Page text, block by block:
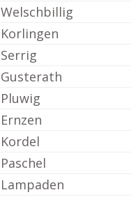
Welschbillig
Korlingen
Serrig
Gusterath
Pluwig
Ernzen
Kordel
Paschel
Lampaden